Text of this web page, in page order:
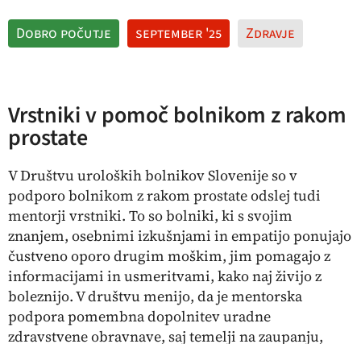
Dobro počutje september '25 Zdravje
Vrstniki v pomoč bolnikom z rakom
prostate
V Društvu uroloških bolnikov Slovenije so v
podporo bolnikom z rakom prostate odslej tudi
mentorji vrstniki. To so bolniki, ki s svojim
znanjem, osebnimi izkušnjami in empatijo ponujajo
čustveno oporo drugim moškim, jim pomagajo z
informacijami in usmeritvami, kako naj živijo z
boleznijo. V društvu menijo, da je mentorska
podpora pomembna dopolnitev uradne
zdravstvene obravnave, saj temelji na zaupanju,